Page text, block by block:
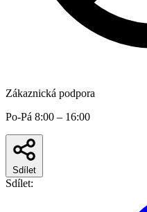
Zákaznická podpora
Po-Pá 8:00 – 16:00
Sdílet
Sdílet: